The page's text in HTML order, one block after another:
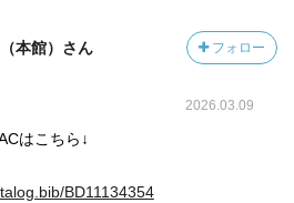
本館）さん フォロー
2026.03.09
はこちら↓
BD11134354